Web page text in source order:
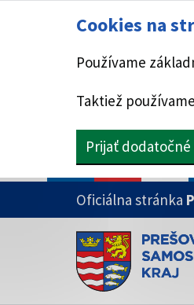
Cookies na
Používame
Taktiež
Prijať
PRESKOČIŤ NA HLAVNÝ
Oficiálna stránka
Doména psk.sk
Toto je oficiálna